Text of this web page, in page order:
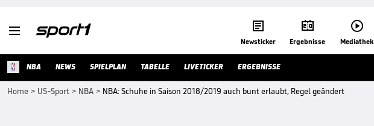
 
Newsticker

Ergebnisse

Mediathek
NBA NEWS SPIELPLAN TABELLE LIVETICKER ERGEBNISSE
Home > US-Sport > NBA > NBA: Schuhe in Saison 2018/2019 auch bunt erlaubt, Regel geändert